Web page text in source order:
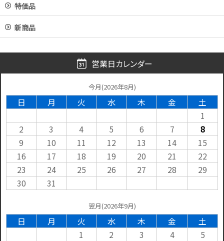
特価品
新商品
営業日カレンダー
今月(2026年8月)
日 月 火 水 木 金
土
1
2
3 4 5 6 7
8
9
10 11 12 13 14
15
16
17 18 19 20 21
22
23
24 25 26 27 28
29
30
31
翌月(2026年9月)
日 月 火 水 木 金
土
1
2 3 4
5